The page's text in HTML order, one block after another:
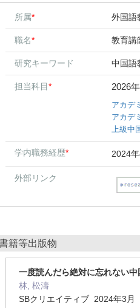
所属* 外国語
職名* 教育講
研究キーワード 中国語
担当科目* 2026
アカデ
アカデ
上級中
学内職務経歴* 2024年
外部リンク
籍等出版物
一度読んだら絶対に忘れない
林, 松濤
SBクリエイティブ 2024年3月